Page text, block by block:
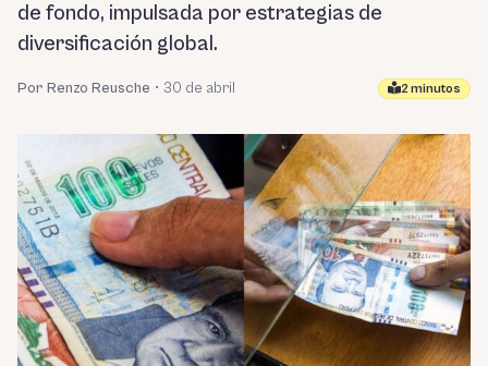
de fondo, impulsada por estrategias de
diversificación global.
Por Renzo Reusche • 30 de abril 2 minutos